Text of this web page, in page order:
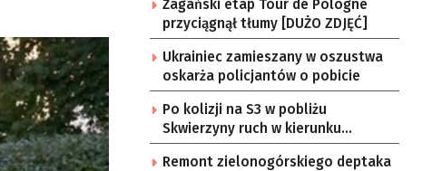
Żagański etap Tour de Pologne
przyciągnął tłumy [DUŻO ZDJĘĆ]
Ukrainiec zamieszany w oszustwa
oskarża policjantów o pobicie
Po kolizji na S3 w pobliżu
Skwierzyny ruch w kierunku
Gorzowa Wlkp. jednym pasem
Remont zielonogórskiego deptaka